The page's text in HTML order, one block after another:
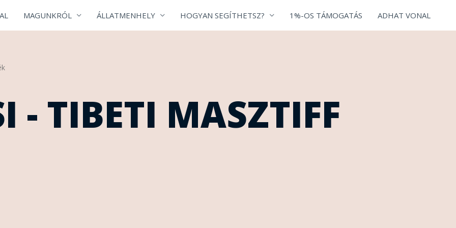
MAGUNKRÓL ÁLLATMENHELY HOGYAN SEGÍTHETSZ? 1%-OS TÁMOGATÁS ADHAT VONAL
- TIBETI MASZTIFF